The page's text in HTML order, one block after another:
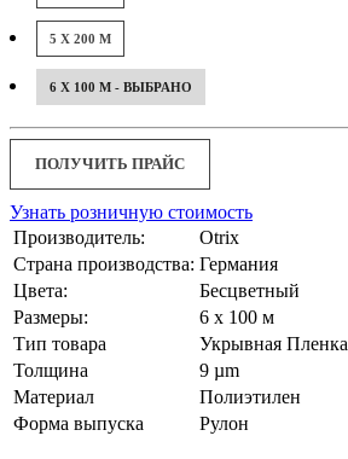
5 X 200 М
6 X 100 М - ВЫБРАНО
ПОЛУЧИТЬ ПРАЙС
Узнать розничную стоимость
Производитель:
Otrix
Страна производства: Германия
Цвета:
Бесцветный
Размеры:
6 x 100 м
Тип товара
Укрывная Пленка
Толщина
9 µm
Материал
Полиэтилен
Форма выпуска
Рулон